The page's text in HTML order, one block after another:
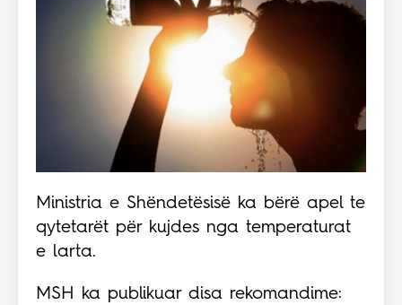
Ministria e Shëndetësisë ka bërë apel te
qytetarët për kujdes nga temperaturat
e larta.
MSH ka publikuar disa rekomandime: